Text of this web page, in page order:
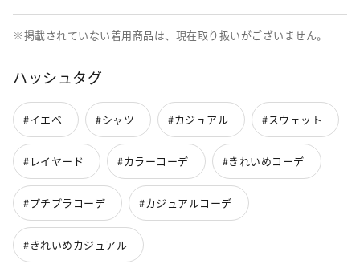
※掲載されていない着用商品は、現在取り扱いがございません。
ハッシュタグ
#イエベ #シャツ #カジュアル #スウェット
#レイヤード #カラーコーデ #きれいめコーデ
#プチプラコーデ #カジュアルコーデ
#きれいめカジュアル